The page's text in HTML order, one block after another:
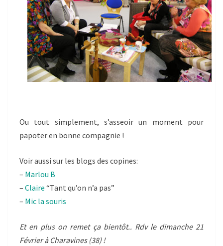
Ou tout simplement, s’asseoir un moment pour
papoter en bonne compagnie !
Voir aussi sur les blogs des copines:
– Marlou B
– Claire “Tant qu’on n’a pas”
– Mic la souris
Et en plus on remet ça bientôt.. Rdv le dimanche 21
Février à Charavines (38) !